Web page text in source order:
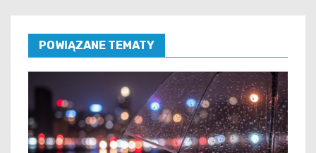
POWIĄZANE TEMATY